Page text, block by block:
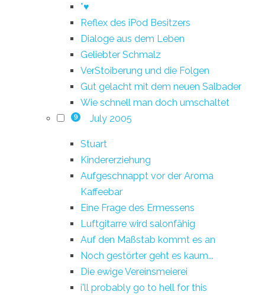
*♥
Reflex des iPod Besitzers
Dialoge aus dem Leben
Geliebter Schmalz
VerStoiberung und die Folgen
Gut gelacht mit dem neuen Salbader
Wie schnell man doch umschaltet
9 July 2005
Stuart
Kindererziehung
Aufgeschnappt vor der Aroma
Kaffeebar
Eine Frage des Ermessens
Luftgitarre wird salonfähig
Auf den Maßstab kommt es an
Noch gestörter geht es kaum...
Die ewige Vereinsmeierei
i'll probably go to hell for this